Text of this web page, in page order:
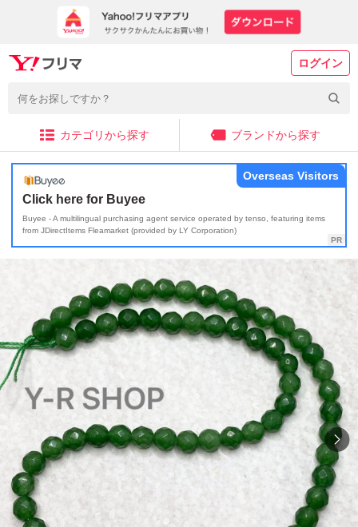
ログイン
カテゴリから探す ブランドから探す
Click here for Buyee
Buyee - A multilingual purchasing agent service operated by tenso, featuring items
from JDirectItems Fleamarket (provided by LY Corporation)
Overseas Visitors